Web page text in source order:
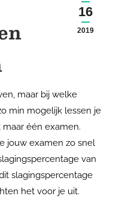
16
2019
maar bij welke
min mogelijk lessen je
één examen.
jouw examen zo snel
van
slagingspercentage
het voor je uit.